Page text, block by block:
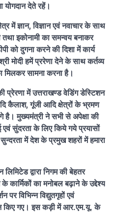
योगदान देते रहें।
में ज्ञान, विज्ञान एवं नवाचार के साथ
तथा इकोनामी का समन्वय बनाकर
को दुगना करने की दिशा में कार्य
मोदी हमें प्ररेणा देने के साथ कर्तव्य
मिलकर सामना करना है।
प्रेरणा में उत्तराखण्ड वेडिंग डेस्टिशन
कैलाश, गूंजी आदि क्षेत्रों के भ्रमण
मुख्यमंत्री ने सभी से अपेक्षा की
सुंदरता के लिए किये गये प्रयासों
में देश के प्रमुख शहरों में हमारा
द्वारा निगम की बेहतर
कार्मिकों का मनोबल बढ़ाने के उद्देश्य
पर विभिन्न विद्युतगृहों एवं
किए गए। इस कड़ी में आर.एम.यू. के